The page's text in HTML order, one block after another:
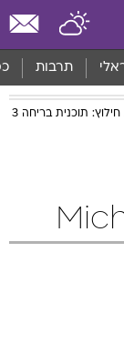
תרבות
תוכנית בריחה 3